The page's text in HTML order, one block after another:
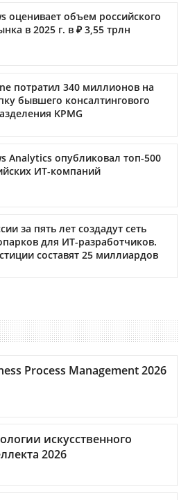
оценивает объем российского
в 2025 г. в ₽ 3,55 трлн
потратил 340 миллионов на
бывшего консалтингового
KPMG
Analytics опубликовал топ-500
ИТ-компаний
за пять лет создадут сеть
для ИТ-разработчиков.
составят 25 миллиардов
Process Management 2026
искусственного
2026